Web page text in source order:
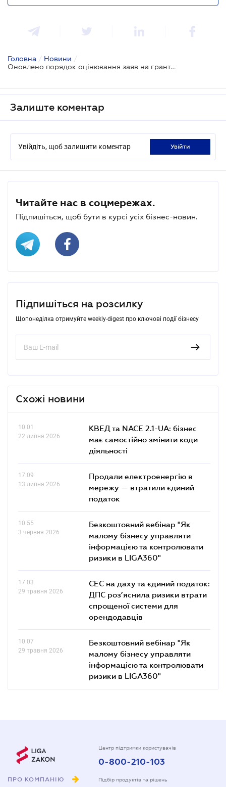
Головна / Новини /
Оновлено порядок оцінювання заяв на гранти для переробних підприємств
Залиште коментар
Увійдіть, щоб залишити коментар увійти
Читайте нас в соцмережах.
Підпишіться, щоб бути в курсі усіх бізнес-новин.
Підпишіться на розсилку
Щопонеділка отримуйте weekly-digest про ключові події бізнесу
Схожі новини
10.01
22 липня 2026
КВЕД та NACE 2.1-UA: бізнес
має самостійно змінити коди
діяльності
17.09
13 липня 2026
Продали електроенергію в
мережу — втратили єдиний
податок
10.55
3 червня 2026
Безкоштовний вебінар "Як
малому бізнесу управляти
інформацією та контролювати
ризики в LIGA360"
17.03
29 травня 2026
СЕС на даху та єдиний податок:
ДПС роз’яснила ризики втрати
спрощеної системи для
орендодавців
10.07
29 травня 2026
Безкоштовний вебінар "Як
малому бізнесу управляти
інформацією та контролювати
ризики в LIGA360"
ПРО КОМПАНІЮ
Центр підтримки користувачів
0-800-210-103
Підбір продуктів та рішень